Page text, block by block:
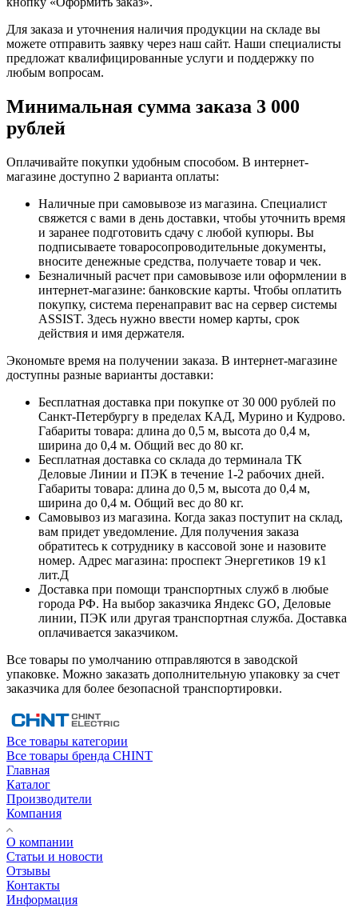
Для заказа и уточнения наличия продукции на складе вы
можете отправить заявку через наш сайт. Наши специалисты
предложат квалифицированные услуги и поддержку по
любым вопросам.
Минимальная сумма заказа 3 000
рублей
Оплачивайте покупки удобным способом. В интернет-
магазине доступно 2 варианта оплаты:
Наличные при самовывозе из магазина. Специалист
свяжется с вами в день доставки, чтобы уточнить время
и заранее подготовить сдачу с любой купюры. Вы
подписываете товаросопроводительные документы,
вносите денежные средства, получаете товар и чек.
Безналичный расчет при самовывозе или оформлении в
интернет-магазине: банковские карты. Чтобы оплатить
покупку, система перенаправит вас на сервер системы
ASSIST. Здесь нужно ввести номер карты, срок
действия и имя держателя.
Экономьте время на получении заказа. В интернет-магазине
доступны разные варианты доставки:
Бесплатная доставка при покупке от 30 000 рублей по
Санкт-Петербургу в пределах КАД, Мурино и Кудрово.
Габариты товара: длина до 0,5 м, высота до 0,4 м,
ширина до 0,4 м. Общий вес до 80 кг.
Бесплатная доставка со склада до терминала ТК
Деловые Линии и ПЭК в течение 1-2 рабочих дней.
Габариты товара: длина до 0,5 м, высота до 0,4 м,
ширина до 0,4 м. Общий вес до 80 кг.
Самовывоз из магазина. Когда заказ поступит на склад,
вам придет уведомление. Для получения заказа
обратитесь к сотруднику в кассовой зоне и назовите
номер. Адрес магазина: проспект Энергетиков 19 к1
лит.Д
Доставка при помощи транспортных служб в любые
города РФ. На выбор заказчика Яндекс GO, Деловые
линии, ПЭК или другая транспортная служба. Доставка
оплачивается заказчиком.
Все товары по умолчанию отправляются в заводской
упаковке. Можно заказать дополнительную упаковку за счет
заказчика для более безопасной транспортировки.
Все товары категории
Все товары бренда CHINT
Главная
Каталог
Производители
Компания
О компании
Статьи и новости
Отзывы
Контакты
Информация